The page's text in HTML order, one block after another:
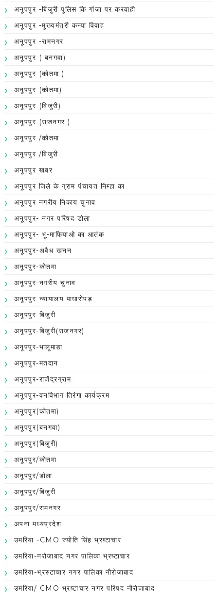
अनूपपुर -बिजुरी पुलिस कि गांजा पर करवाही
अनूपपुर -मुख्यमंत्री कन्या विवाह
अनूपपुर -रामनगर
अनूपपुर ( बनगवा)
अनूपपुर (कोतमा )
अनूपपुर (कोतमा)
अनूपपुर (बिजुरी)
अनूपपुर (राजनगर )
अनूपपुर /कोतमा
अनूपपुर /बिजुरी
अनूपपुर खबर
अनूपपुर जिले के ग्राम पंचायत निम्हा का
अनूपपुर नगरीय निकाय चुनाव
अनूपपुर- नगर परिषद डोला
अनूपपुर- भू-माफियाओ का आतंक
अनूपपुर-अवैध खनन
अनूपपुर-कोतमा
अनूपपुर-नगरीय चुनाव
अनूपपुर-न्यायालय पाधारोपड़
अनूपपुर-बिजुरी
अनूपपुर-बिजुरी(राजनगर)
अनूपपुर-भालूमाडा
अनूपपुर-मतदान
अनूपपुर-राजेंद्रग्राम
अनूपपुर-वनविभाग तिरंगा कार्यक्रम
अनूपपुर(कोतमा)
अनूपपुर(बनगवा)
अनूपपुर(बिजुरी)
अनूपपुर/कोतमा
अनूपपुर/डोला
अनूपपुर/बिजुरी
अनूपपुर/रामनगर
अपना मध्यप्रदेश
उमरिया -CMO ज्योति सिंह भ्रष्टाचार
उमरिया-नरोजाबाद नगर पालिका भ्रष्टाचार
उमरिया-भ्रस्टाचार नगर पालिका नौरोजाबाद
उमरिया/ CMO भ्रष्टाचार नगर परिषद नौरोजाबाद